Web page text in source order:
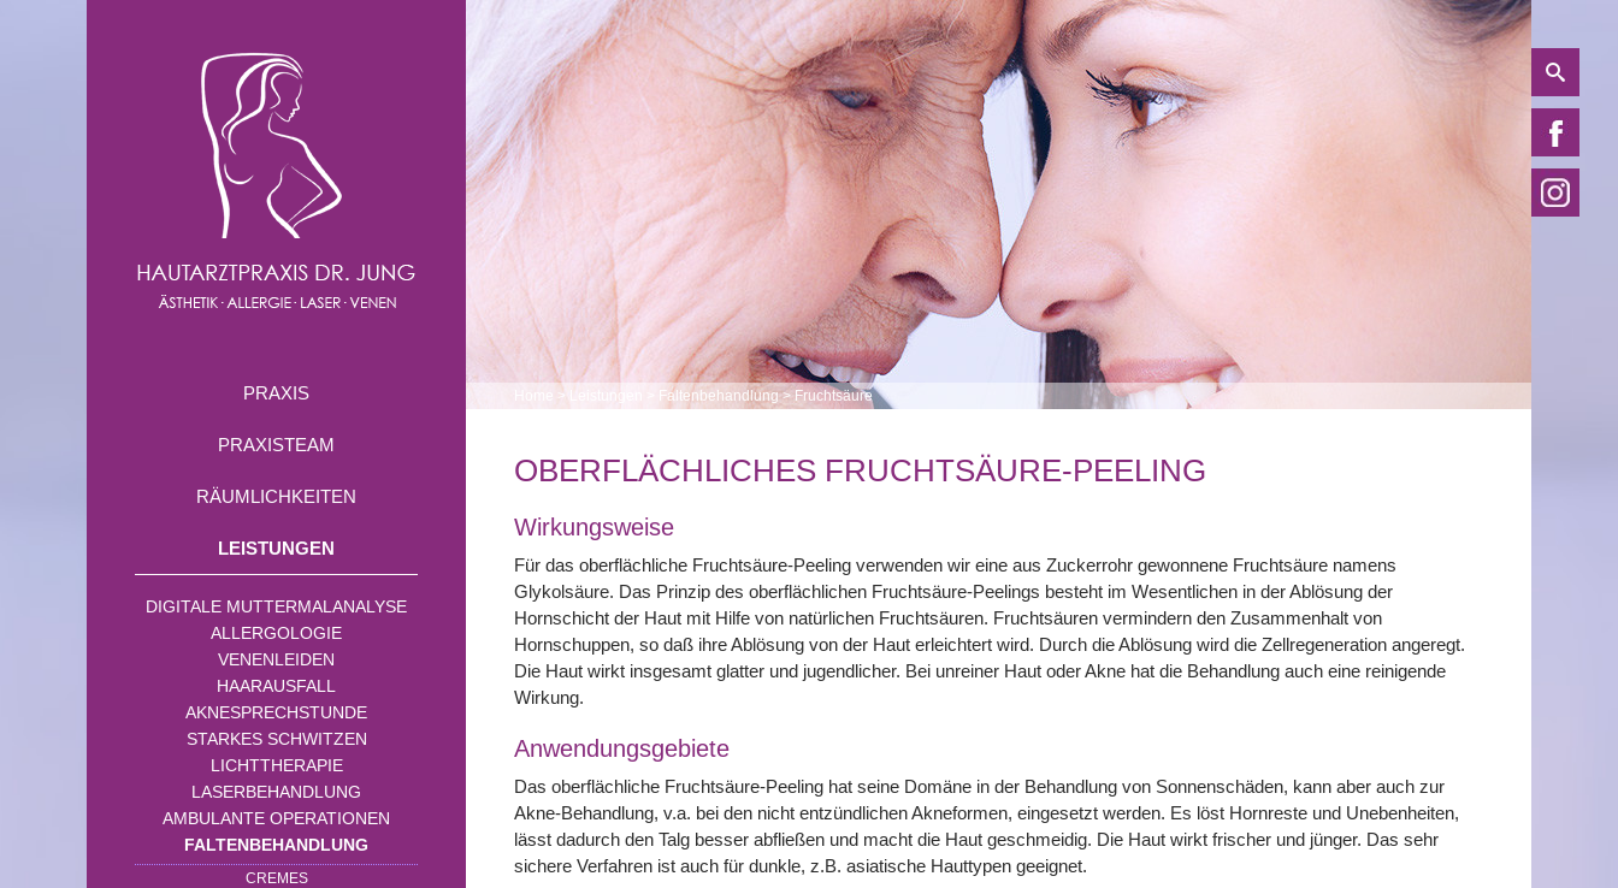
PRAXIS
PRAXISTEAM
RÄUMLICHKEITEN
LEISTUNGEN
DIGITALE MUTTERMALANALYSE
ALLERGOLOGIE
VENENLEIDEN
HAARAUSFALL
AKNESPRECHSTUNDE
STARKES SCHWITZEN
LICHTTHERAPIE
LASERBEHANDLUNG
AMBULANTE OPERATIONEN
FALTENBEHANDLUNG
CREMES
> Leistungen Faltenbehandlung> Fruchtsäure
OBERFLÄCHLICHES FRUCHTSÄURE-PEELING
Wirkungsweise
Für das oberflächliche Fruchtsäure-Peeling verwenden wir eine aus Zuckerrohr gewonnene Fruchtsäure namens
Glykolsäure. Das Prinzip des oberflächlichen Fruchtsäure-Peelings besteht im Wesentlichen in der Ablösung der
Hornschicht der Haut mit Hilfe von natürlichen Fruchtsäuren. Fruchtsäuren vermindern den Zusammenhalt von
Hornschuppen, so daß ihre Ablösung von der Haut erleichtert wird. Durch die Ablösung wird die Zellregeneration angeregt.
Die Haut wirkt insgesamt glatter und jugendlicher. Bei unreiner Haut oder Akne hat die Behandlung auch eine reinigende
Wirkung.
Anwendungsgebiete
Das oberflächliche Fruchtsäure-Peeling hat seine Domäne in der Behandlung von Sonnenschäden, kann aber auch zur
Akne-Behandlung, v.a. bei den nicht entzündlichen Akneformen, eingesetzt werden. Es löst Hornreste und Unebenheiten,
lässt dadurch den Talg besser abfließen und macht die Haut geschmeidig. Die Haut wirkt frischer und jünger. Das sehr
sichere Verfahren ist auch für dunkle, z.B. asiatische Hauttypen geeignet.